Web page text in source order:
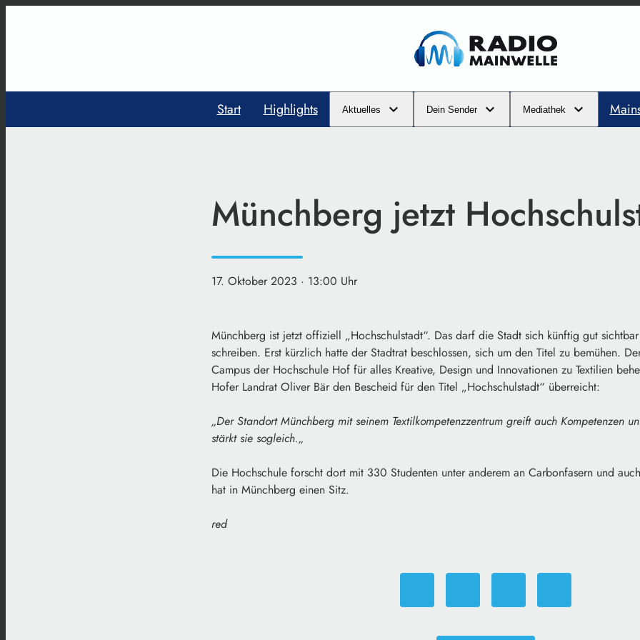
Start Highlights Aktuelles Dein Sender Mediathek
Münchberg jetzt
17. Oktober 2023 · 13:00 Uhr
Münchberg ist jetzt offiziell „Hochschulstadt“. Das darf die Stadt sich künftig gut
schreiben. Erst kürzlich hatte der Stadtrat beschlossen, sich um den Titel zu bemühen.
Campus der Hochschule Hof für alles Kreative, Design und Innovationen zu Textilien
Hofer Landrat Oliver Bär den Bescheid für den Titel „Hochschulstadt“ überreicht:
„Der Standort Münchberg mit seinem Textilkompetenzzentrum greift auch Kompetenzen
stärkt sie sogleich.„
Die Hochschule forscht dort mit 330 Studenten unter anderem an Carbonfasern und
hat in Münchberg einen Sitz.
red